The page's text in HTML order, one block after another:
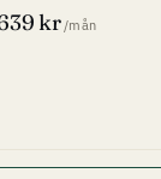
kr/mån